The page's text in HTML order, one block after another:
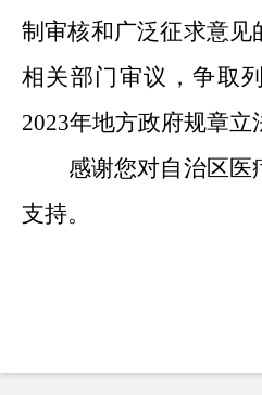
制审核和广泛征求意见
相关部门审议，争取
2023年地方政府规章立
感谢您对自治区医
支持。